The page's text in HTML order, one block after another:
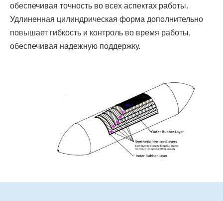
обеспечивая точность во всех аспектах работы.
Удлиненная цилиндрическая форма дополнительно
повышает гибкость и контроль во время работы,
обеспечивая надежную поддержку.